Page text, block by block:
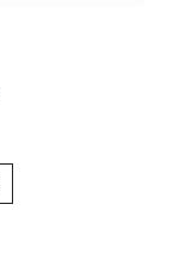
mąż, tata